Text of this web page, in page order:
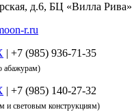
д.6, БЦ «Вилла Рива»
r.ru
| +7 (985) 936-71-35
абажурам)
| +7 (985) 140-27-32
и световым конструкциям)